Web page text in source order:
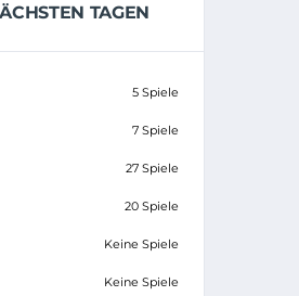
TAGEN
5 Spiele
7 Spiele
27 Spiele
20 Spiele
Keine Spiele
Keine Spiele